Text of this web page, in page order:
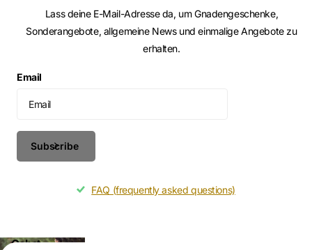
Lass deine E-Mail-Adresse da, um Gnadengeschenke,
Sonderangebote, allgemeine News und einmalige Angebote zu
erhalten.
Email
Subscribe
FAQ (frequently asked questions)
Gebet